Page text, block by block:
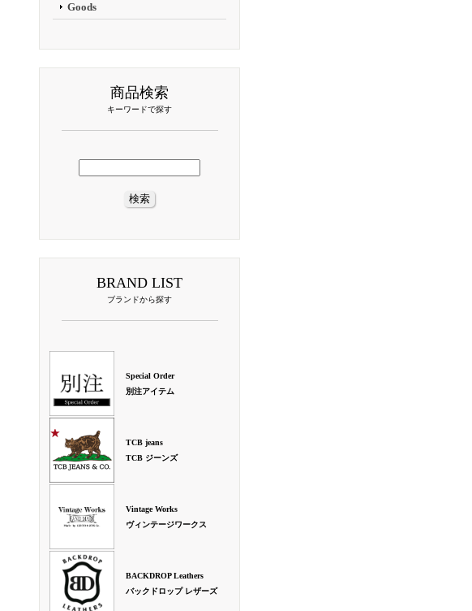
Goods
商品検索
キーワードで探す
BRAND LIST
ブランドから探す
Special Order
別注アイテム
TCB jeans
TCB ジーンズ
Vintage Works
ヴィンテージワークス
BACKDROP Leathers
バックドロップ レザーズ